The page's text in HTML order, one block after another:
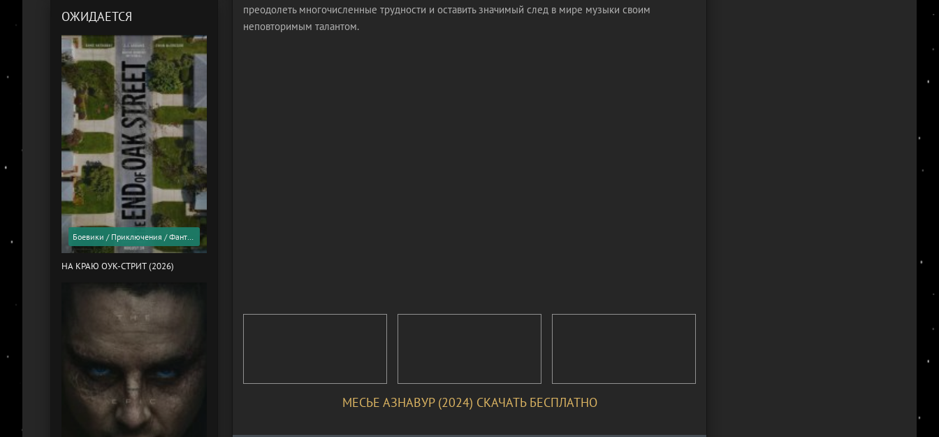
преодолеть многочисленные трудности и оставить значимый след в мире музыки своим
неповторимым талантом.
МЕСЬЕ АЗНАВУР (2024) СКАЧАТЬ БЕСПЛАТНО
ОЖИДАЕТСЯ
Боевики / Приключения / Фантастика / Фильмы 2026 года / Скоро в кино
НА КРАЮ ОУК-СТРИТ (2026)